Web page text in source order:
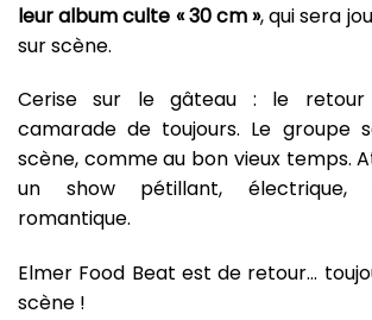
leur album culte « 30 cm », qui sera
sur scène.
Cerise sur le gâteau : le retour
camarade de toujours. Le groupe
scène, comme au bon vieux temps.
un show pétillant, électrique,
romantique.
Elmer Food Beat est de retour…
scène !